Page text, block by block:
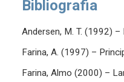
Bibliografia
Andersen, M. T. (1992)
Farina, A. (1997) –
Farina, Almo (2000) –